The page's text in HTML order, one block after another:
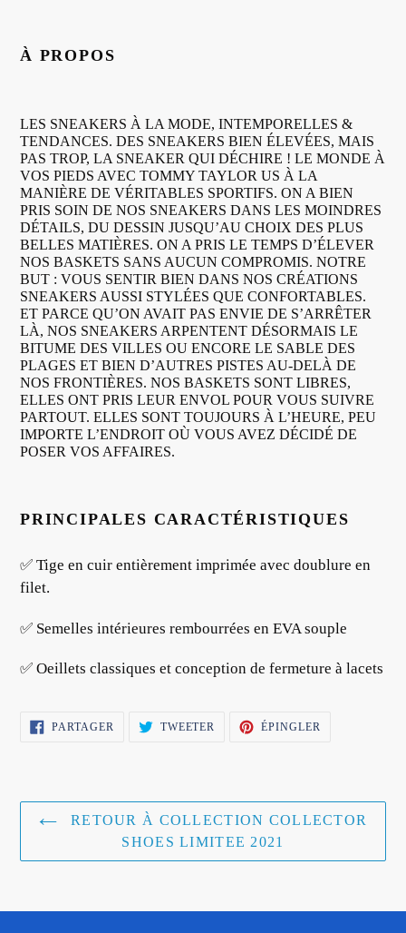
À PROPOS
LES SNEAKERS À LA MODE, INTEMPORELLES &
TENDANCES. DES SNEAKERS BIEN ÉLEVÉES, MAIS
PAS TROP, LA SNEAKER QUI DÉCHIRE ! LE MONDE À
VOS PIEDS AVEC TOMMY TAYLOR US À LA
MANIÈRE DE VÉRITABLES SPORTIFS. ON A BIEN
PRIS SOIN DE NOS SNEAKERS DANS LES MOINDRES
DÉTAILS, DU DESSIN JUSQU’AU CHOIX DES PLUS
BELLES MATIÈRES. ON A PRIS LE TEMPS D’ÉLEVER
NOS BASKETS SANS AUCUN COMPROMIS. NOTRE
BUT : VOUS SENTIR BIEN DANS NOS CRÉATIONS
SNEAKERS AUSSI STYLÉES QUE CONFORTABLES.
ET PARCE QU’ON AVAIT PAS ENVIE DE S’ARRÊTER
LÀ, NOS SNEAKERS ARPENTENT DÉSORMAIS LE
BITUME DES VILLES OU ENCORE LE SABLE DES
PLAGES ET BIEN D’AUTRES PISTES AU-DELÀ DE
NOS FRONTIÈRES. NOS BASKETS SONT LIBRES,
ELLES ONT PRIS LEUR ENVOL POUR VOUS SUIVRE
PARTOUT. ELLES SONT TOUJOURS À L’HEURE, PEU
IMPORTE L’ENDROIT OÙ VOUS AVEZ DÉCIDÉ DE
POSER VOS AFFAIRES.
PRINCIPALES CARACTÉRISTIQUES
✅ Tige en cuir entièrement imprimée avec doublure en
filet.
✅ Semelles intérieures rembourrées en EVA souple
✅ Oeillets classiques et conception de fermeture à lacets
PARTAGER PARTAGERTWEETER TWEETERÉPINGLER
RETOUR À COLLECTION COLLECTOR
SHOES LIMITEE 2021